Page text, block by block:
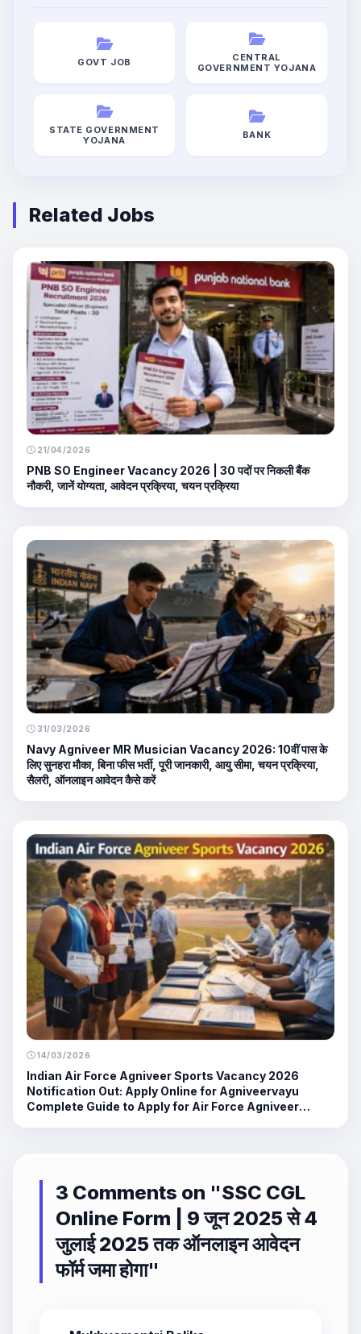
GOVT JOB
CENTRAL
GOVERNMENT YOJANA
STATE GOVERNMENT
YOJANA
BANK
Related Jobs
21/04/2026
PNB SO Engineer Vacancy 2026 | 30 पदों पर निकली बैंक
नौकरी, जानें योग्यता, आवेदन प्रक्रिया, चयन प्रक्रिया
31/03/2026
Navy Agniveer MR Musician Vacancy 2026: 10वीं पास के
लिए सुनहरा मौका, बिना फीस भर्ती, पूरी जानकारी, आयु सीमा, चयन प्रक्रिया,
सैलरी, ऑनलाइन आवेदन कैसे करें
14/03/2026
Indian Air Force Agniveer Sports Vacancy 2026
Notification Out: Apply Online for Agniveervayu
Complete Guide to Apply for Air Force Agniveer
3 Comments on "SSC CGL
Online Form | 9 जून 2025 से 4
जुलाई 2025 तक ऑनलाइन आवेदन
फॉर्म जमा होगा"